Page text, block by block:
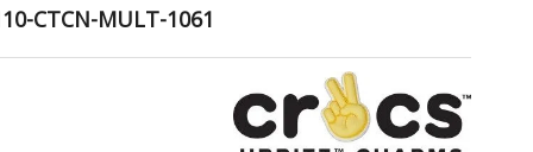
CTCN-MULT-1061